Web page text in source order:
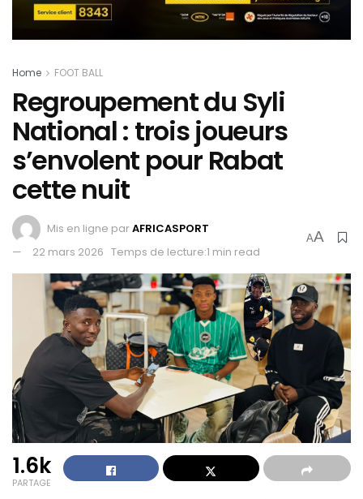
Home FOOT BALL
Regroupement du Syli
National : trois joueurs
s’envolent pour Rabat
cette nuit
Mis en ligne parAFRICASPORT
22 mars 2026 Temps de lecture:1 min read
AA
1.6k
PARTAGE